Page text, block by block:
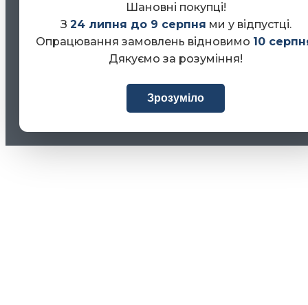
Шановні покупці!
З 24 липня до 9 серпня ми у відпустці.
Опрацювання замовлень відновимо 10
Дякуємо за розуміння!
Зрозуміло